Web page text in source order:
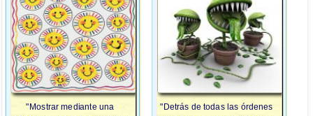
"Mostrar mediante una "Detrás de todas las órdenes